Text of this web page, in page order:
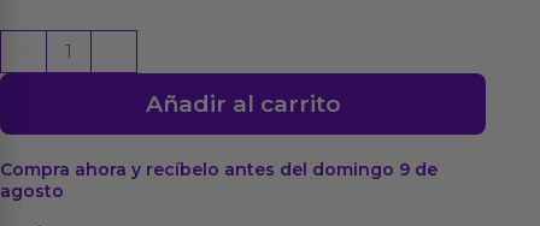
Fem
Plug
Negro
cantidad
Añadir al carrito
Compra ahora y recíbelo antes del domingo 9 de
agosto